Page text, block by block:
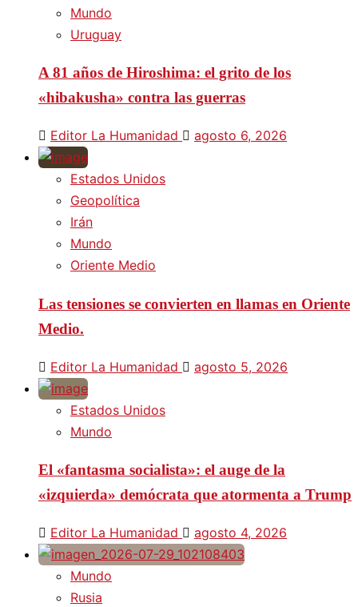
Mundo
Uruguay
A 81 años de Hiroshima: el grito de los
«hibakusha» contra las guerras
Editor La Humanidad agosto 6, 2026
Estados Unidos
Geopolítica
Irán
Mundo
Oriente Medio
Las tensiones se convierten en llamas en Oriente
Medio.
Editor La Humanidad agosto 5, 2026
Estados Unidos
Mundo
El «fantasma socialista»: el auge de la
«izquierda» demócrata que atormenta a Trump
Editor La Humanidad agosto 4, 2026
Mundo
Rusia